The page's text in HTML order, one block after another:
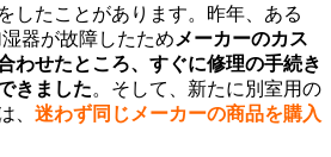
したことがあります。昨年、ある
器が故障したため メーカーのカス
わせたところ、すぐに修理の手続き
きました。そして、新たに別室用の
、 迷わず同じメーカーの商品を購入